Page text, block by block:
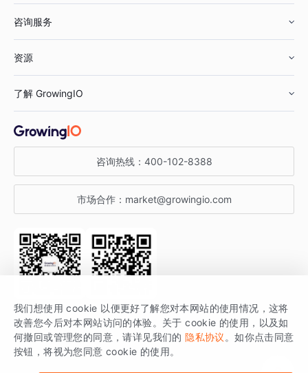
鞋服行业
汽车行业
金融行业
智能运营
获客分析
咨询服务
资源
增长公开课
增长博客
开发者文档
SDK 文档
场景指南
了解 GrowingIO
关于 GrowingIO
增长大会
行业活动
咨询热线： 400-102-8388
市场合作： market@growingio.com
关注公众号 获取更多干货
GrowingIO 是专注于数据智能分析与增长的品牌，核心平台为 GrowingIO
分析云。
我们想使用 cookie 以便更好了解您对本网站的使用情况，这将
改善您今后对本网站访问的体验。关于 cookie 的使用，以及如
何撤回或管理您的同意，请详见我们的 隐私协议 。如你点击同意
按钮，将视为您同意 cookie 的使用。